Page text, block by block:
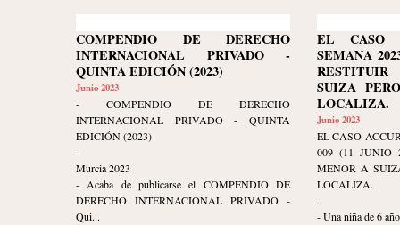
COMPENDIO DE DERECHO
INTERNACIONAL PRIVADO -
QUINTA EDICIÓN (2023)
Junio 2023
- COMPENDIO DE DERECHO
INTERNACIONAL PRIVADO - QUINTA
EDICIÓN (2023)
-
Murcia 2023
- Acaba de publicarse el COMPENDIO DE
DERECHO INTERNACIONAL PRIVADO -
Qui...
EL CASO
SEMANA
SUIZA
LOCALIZA.
Junio 2023
EL CASO
009 (11 JUNIO
MENOR A
LOCALIZA.
.
- Una niña de 6